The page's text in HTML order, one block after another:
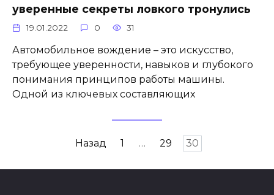
уверенные секреты ловкого тронулись
19.01.2022 0 31
Автомобильное вождение – это искусство,
требующее уверенности, навыков и глубокого
понимания принципов работы машины.
Одной из ключевых составляющих
Назад 1 … 29 30